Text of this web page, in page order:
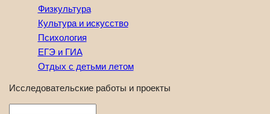
Физкультура
Культура и искусство
Психология
ЕГЭ и ГИА
Отдых с детьми летом
Исследовательские работы и проекты